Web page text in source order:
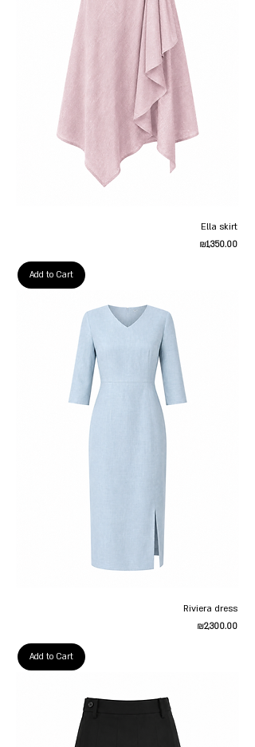
Ella skirt
Price
₪1,350.00
Add to Cart
Riviera dress
Price
₪2,300.00
Add to Cart